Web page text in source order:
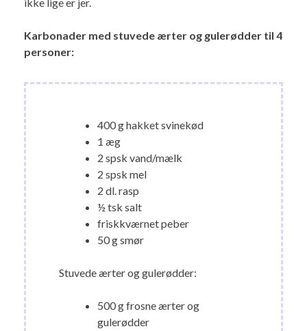
ikke lige er jer.
Karbonader med stuvede ærter og gulerødder til 4
personer:
400 g hakket svinekød
1 æg
2 spsk vand/mælk
2 spsk mel
2 dl. rasp
½ tsk salt
friskkværnet peber
50 g smør
Stuvede ærter og gulerødder:
500 g frosne ærter og
gulerødder